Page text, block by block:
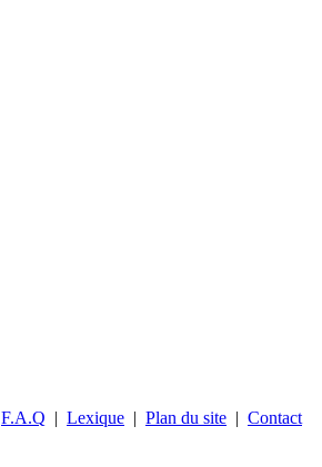
F.A.Q | Lexique | Plan du site | Contact